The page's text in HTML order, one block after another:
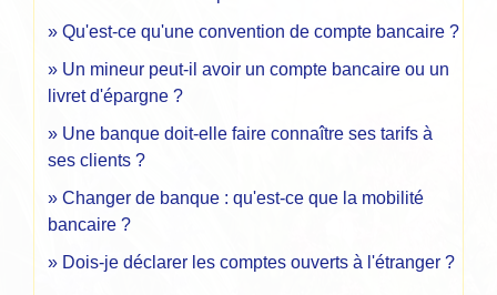
Qu'est-ce qu'une convention de compte bancaire ?
Un mineur peut-il avoir un compte bancaire ou un
livret d'épargne ?
Une banque doit-elle faire connaître ses tarifs à
ses clients ?
Changer de banque : qu'est-ce que la mobilité
bancaire ?
Dois-je déclarer les comptes ouverts à l'étranger ?